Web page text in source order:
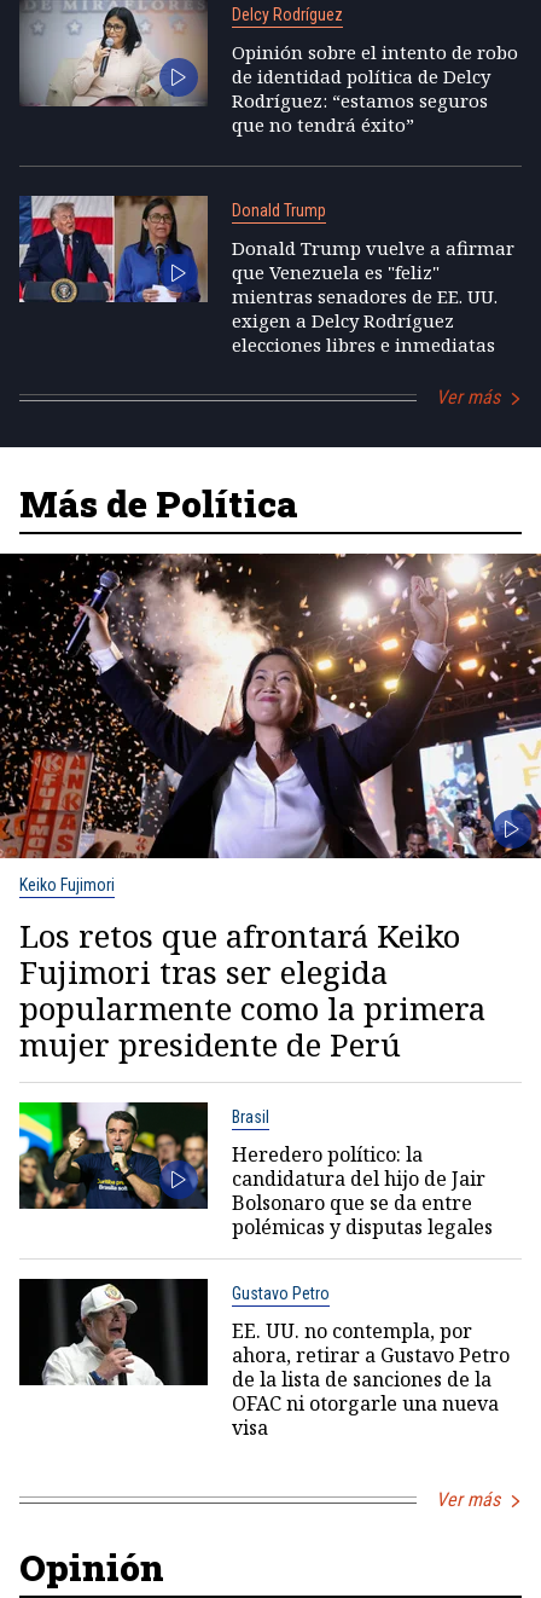
Delcy Rodríguez
Opinión sobre el intento de robo
de identidad política de Delcy
Rodríguez: “estamos seguros
que no tendrá éxito”
Donald Trump
Donald Trump vuelve a afirmar
que Venezuela es "feliz"
mientras senadores de EE. UU.
exigen a Delcy Rodríguez
elecciones libres e inmediatas
Ver más
Más de Política
Keiko Fujimori
Los retos que afrontará Keiko
Fujimori tras ser elegida
popularmente como la primera
mujer presidente de Perú
Brasil
Heredero político: la
candidatura del hijo de Jair
Bolsonaro que se da entre
polémicas y disputas legales
Gustavo Petro
EE. UU. no contempla, por
ahora, retirar a Gustavo Petro
de la lista de sanciones de la
OFAC ni otorgarle una nueva
visa
Ver más
Opinión